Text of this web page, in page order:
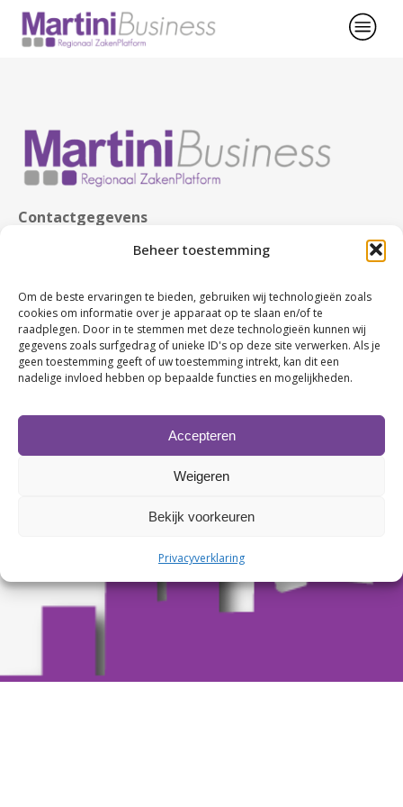
Beheer toestemming
Om de beste ervaringen te bieden, gebruiken wij technologieën zoals
cookies om informatie over je apparaat op te slaan en/of te
raadplegen. Door in te stemmen met deze technologieën kunnen wij
gegevens zoals surfgedrag of unieke ID's op deze site verwerken. Als je
geen toestemming geeft of uw toestemming intrekt, kan dit een
nadelige invloed hebben op bepaalde functies en mogelijkheden.
Accepteren
Weigeren
Bekijk voorkeuren
Privacyverklaring
Contactgegevens